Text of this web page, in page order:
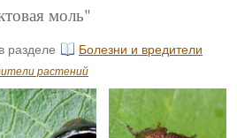
моль"
в разделе Болезни и вредители
растений